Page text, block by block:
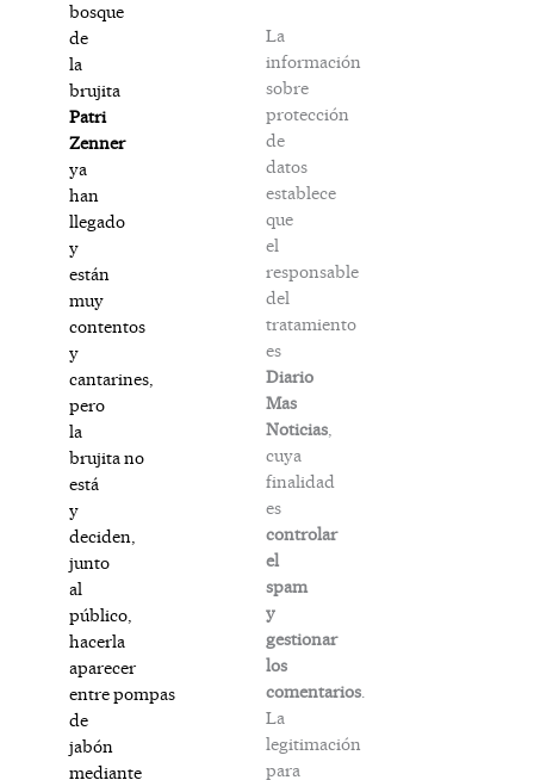
bosque
de
la
brujita
Patri
Zenner
ya
han
llegado
y
están
muy
contentos
y
cantarines,
pero
la
brujita no
está
y
deciden,
junto
al
público,
hacerla
aparecer
entre pompas
de
jabón
mediante
La
información
sobre
protección
de
datos
establece
que
el
responsable
del
tratamiento
es
Diario
Mas
Noticias,
cuya
finalidad
es
controlar
el
spam
y
gestionar
los
comentarios.
La
legitimación
para